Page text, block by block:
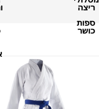
ריצה
ספות
כושר